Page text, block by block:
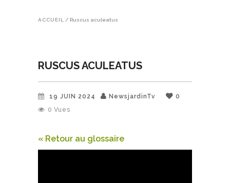
ACCUEIL / Ruscus aculeatus
RUSCUS ACULEATUS
19 JUIN 2024 NewsjardinTv
0
0 Vues
« Retour au glossaire